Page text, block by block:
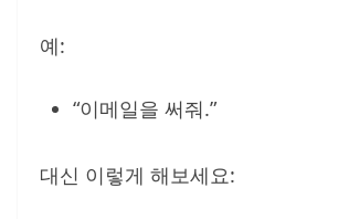
예:
“이메일을 써줘.”
대신 이렇게 해보세요: